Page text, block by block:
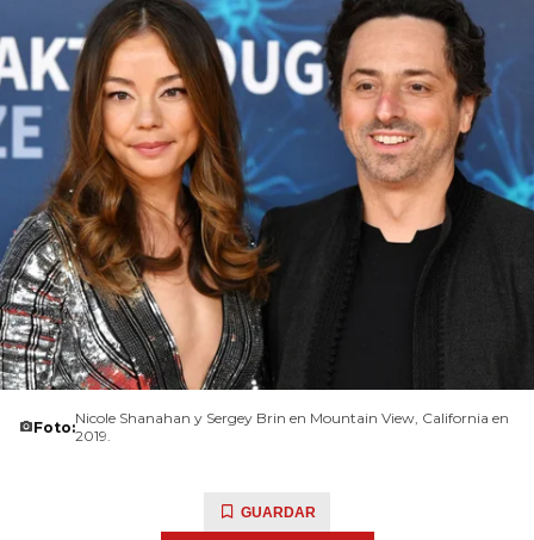
Foto:Nicole Shanahan y Sergey Brin en Mountain View, California en
2019.
GUARDAR